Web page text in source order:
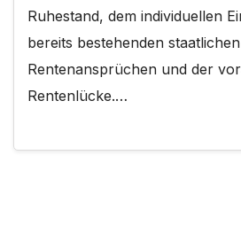
Ruhestand, dem individuellen
bereits bestehenden staatlichen
Rentenansprüchen und der
Rentenlücke.…